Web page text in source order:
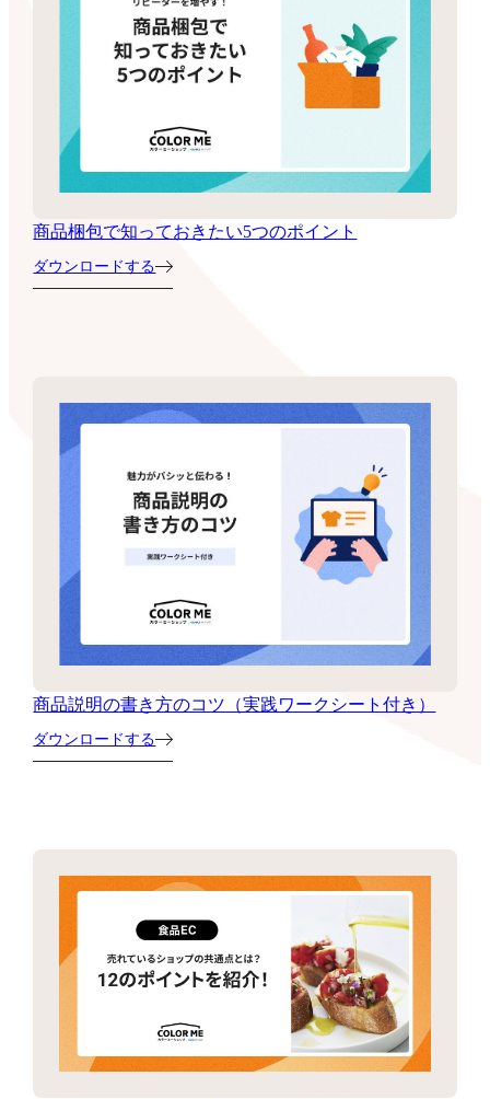
商品梱包で知っておきたい5つのポイント
ダウンロードする
商品説明の書き方のコツ（実践ワークシート付き）
ダウンロードする